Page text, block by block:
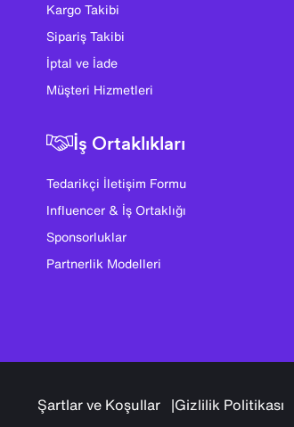
Kargo Takibi
Sipariş Takibi
İptal ve İade
Müşteri Hizmetleri
İş Ortaklıkları
Tedarikçi İletişim Formu
Influencer & İş Ortaklığı
Sponsorluklar
Partnerlik Modelleri
Şartlar ve Koşullar Gizlilik Politikası